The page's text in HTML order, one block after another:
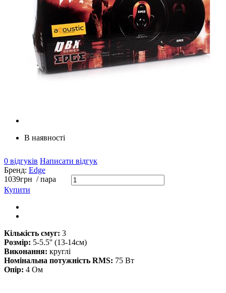
В наявності
0 відгуків Написати відгук
Бренд: Edge
1039грн / пара
Купити
Кількість смуг: 3
Розмір: 5-5.5'' (13-14см)
Виконання: круглі
Номінальна потужність RMS: 75 Вт
Опір: 4 Ом